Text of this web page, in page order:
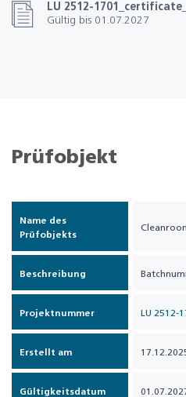
LU 2512-
Gültig bis 01.07.2027
Prüfobjekt
Name des
Prüfobjekts
Beschreibung
Projektnummer LU 2512-
Erstellt am
Gültigkeitsdatum